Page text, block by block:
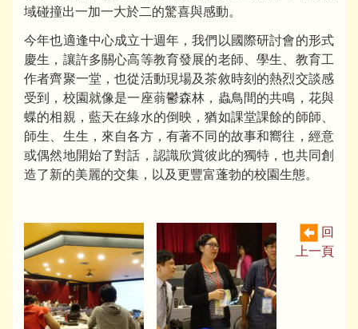
域碰撞出一加一大於二的驚喜與感動。
今年也適逢中心成立十週年，我們以國際研討會的形式
慶生，讓許多關心高等教育發展的老師、學生、教育工
作者齊聚一堂，也從活動現場及茶敘時刻的熱烈交談感
受到，校園就像是一座蓊鬱森林，蟲鳥間的共鳴，花與
蝶的相親，藍天在綠水的倒映，猶如課堂課餘的師師、
師生、生生，來自各方，有著不同的故事和嚮往，經意
或偶然地開始了對話，認識欣賞彼此的獨特，也共同創
造了新的美麗的交集，以及更豐富蓬勃的校園生態。
回
上一頁